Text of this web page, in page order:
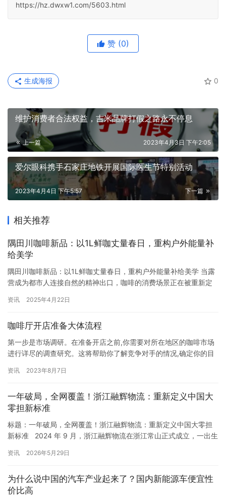
https://hz.dwxw1.com/5603.html
赞 (0)
0
生成海报
维护消费者合法权益，吉米品牌打假之路永不停息
上一篇 2023年4月3日 下午2:05
爱尔眼科携手石家庄地铁开展国际医生节特别活动
下一篇
2023年4月4日 下午5:57
相关推荐
隅田川咖啡新品：以1L鲜咖丈量春日，重构户外能量补
给美学
隅田川咖啡新品：以1L鲜咖丈量春日，重构户外能量补给美学 当露
营成为都市人连接自然的精神出口，咖啡的消费场景正在被重新定
出发，去露营”为主题，将“锁鲜科技”与“户外美学”深度融合，在春日
三个圈”——这句贯穿隅田川品牌发展史的sloga…
资讯 2025年4月22日
咖啡厅开店准备大体流程
第一步是市场调研。在准备开店之前,你需要对所在地区的咖啡市场
进行详尽的调查研究。这将帮助你了解竞争对手的情况,确定你的目
划是你开店成功的基石。在计划中,你需要明确店铺的定位,包括经营
建、采购渠道等方面,确保你的咖啡店在开业初期就能够稳步运…
资讯 2023年8月7日
一年破局，全网覆盖！浙江融辉物流：重新定义中国大
零担新标准
标题：一年破局，全网覆盖！浙江融辉物流：重新定义中国大零担
新标准 2024 年 9 月，浙江融辉物流在浙江常山正式成立，一出生
上市快运企业的祝建辉先生亲自掌舵，目标直指100KG–10T 大票零
一年多时间，融辉用 “快运…
资讯 2026年5月29日
为什么说中国的汽车产业起来了？国内新能源车便宜性
价比高